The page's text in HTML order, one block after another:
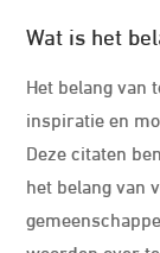
Wat is het
Het belang van
inspiratie en
Deze citaten
het belang van